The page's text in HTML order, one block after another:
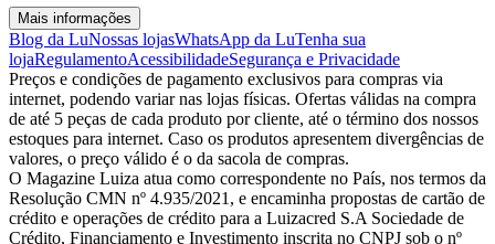
Mais informações
Blog da LuNossas lojasWhatsApp da LuTenha sua
lojaRegulamentoAcessibilidadeSegurança e Privacidade
Preços e condições de pagamento exclusivos para compras via
internet, podendo variar nas lojas físicas. Ofertas válidas na compra
de até 5 peças de cada produto por cliente, até o término dos nossos
estoques para internet. Caso os produtos apresentem divergências de
valores, o preço válido é o da sacola de compras.
O Magazine Luiza atua como correspondente no País, nos termos da
Resolução CMN nº 4.935/2021, e encaminha propostas de cartão de
crédito e operações de crédito para a Luizacred S.A Sociedade de
Crédito, Financiamento e Investimento inscrita no CNPJ sob o nº